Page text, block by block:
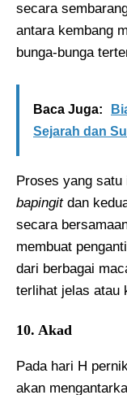
secara
antara kembang
bunga-bunga
Baca Juga:
Sejarah dan
Proses yang
bapingit dan
secara
membuat
dari berbagai
terlihat jelas atau
10. Akad
Pada hari H
akan